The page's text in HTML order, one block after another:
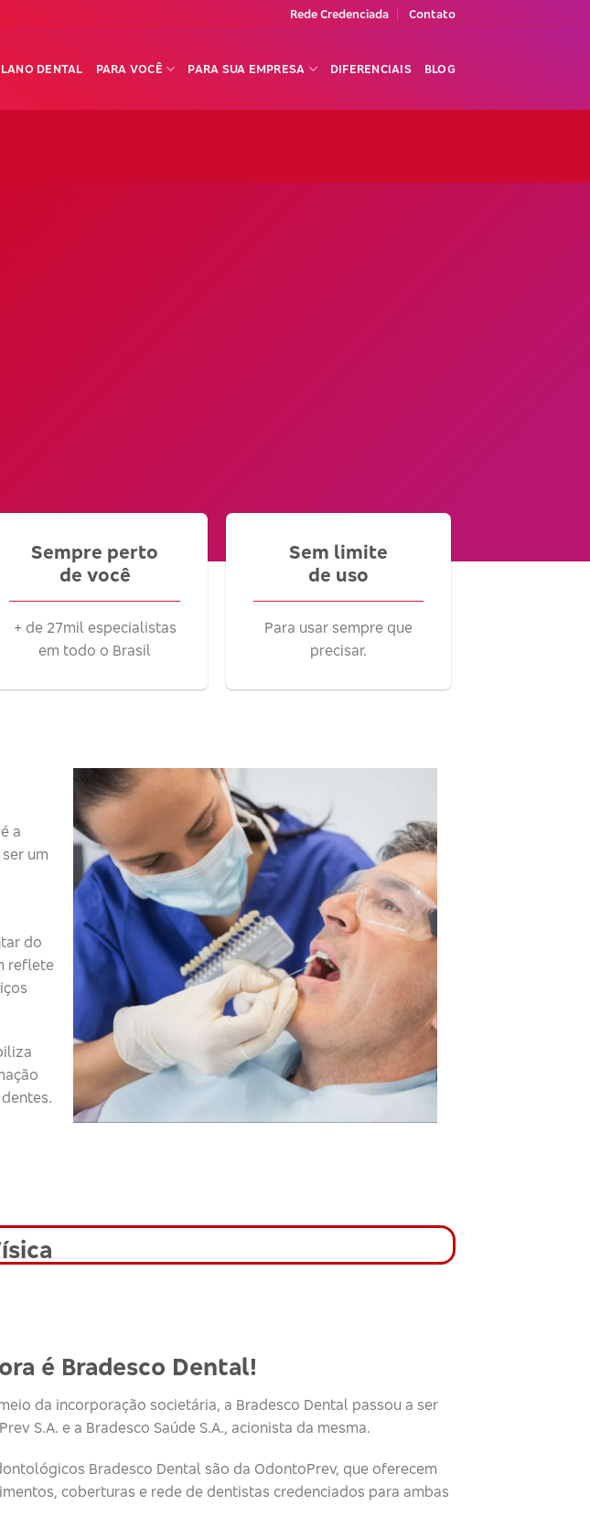
Rede Credenciada Contato
DENTAL PARA VOCÊ PARA SUA EMPRESA DIFERENCIAIS BLOG
Sempre perto
de você
+ de 27mil especialistas
em todo o Brasil
Sem limite
de uso
Para usar sempre que
precisar.
a
um
do
reflete
é Bradesco Dental!
da incorporação societária, a Bradesco Dental passou a ser
S.A. e a Bradesco Saúde S.A., acionista da mesma.
Bradesco Dental são da OdontoPrev, que oferecem
coberturas e rede de dentistas credenciados para ambas